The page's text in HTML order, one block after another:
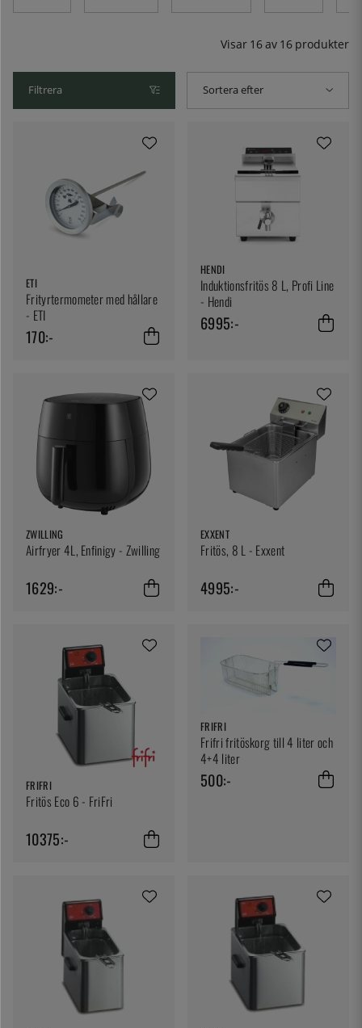
Visar 16av 16 produkter
Filtrera Sortera efter
ETI
Frityrtermometer med hållare
- ETI
170:-
HENDI
Induktionsfritös 8 L, Profi Line
- Hendi
6995:-
ZWILLING
Airfryer 4L, Enfinigy - Zwilling
1629:-
EXXENT
Fritös, 8 L - Exxent
4995:-
FRIFRI
Fritös Eco 6 - FriFri
10375:-
FRIFRI
Frifri fritöskorg till 4 liter och
4+4 liter
500:-